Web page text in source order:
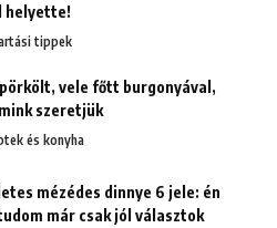
helyette!
tippek
vele főtt burgonyával,
szeretjük
és konyha
mézédes dinnye 6 jele: én
már csak jól választok